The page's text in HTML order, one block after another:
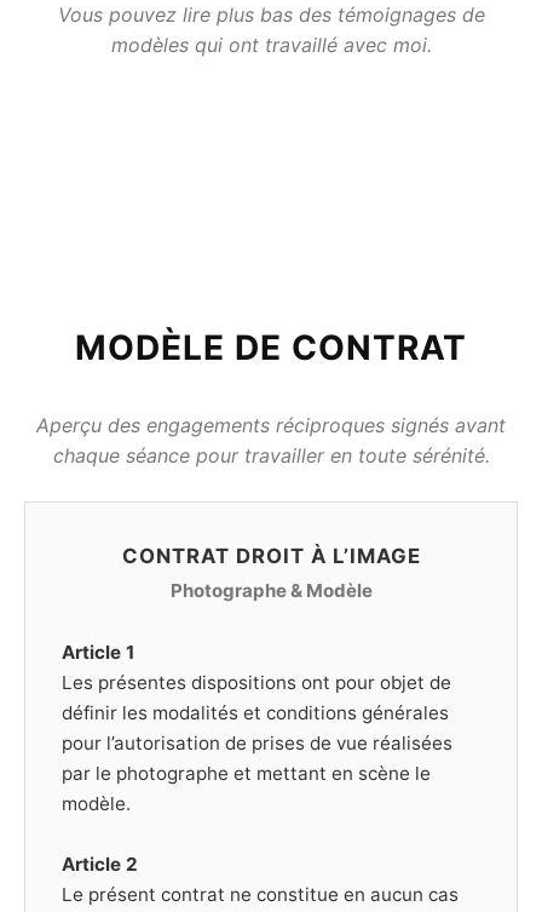
Vous pouvez lire plus bas des témoignages de
modèles qui ont travaillé avec moi.
MODÈLE DE CONTRAT
Aperçu des engagements réciproques signés avant
chaque séance pour travailler en toute sérénité.
CONTRAT DROIT À L’IMAGE
Photographe & Modèle
Article 1
Les présentes dispositions ont pour objet de
définir les modalités et conditions générales
pour l’autorisation de prises de vue réalisées
par le photographe et mettant en scène le
modèle.
Article 2
Le présent contrat ne constitue en aucun cas